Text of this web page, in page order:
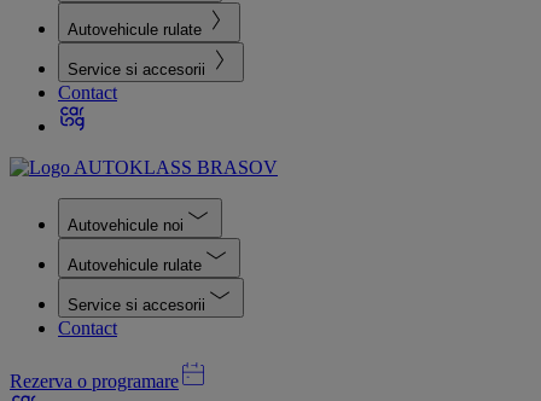
Autovehicule rulate
Service si accesorii
Contact
Autovehicule noi
Autovehicule rulate
Service si accesorii
Contact
Rezerva o programare